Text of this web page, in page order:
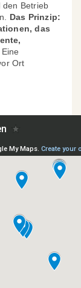
den Betrieb
Das Prinzip:
das
Eine
Ort